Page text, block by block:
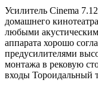
Усилитель Cinema
домашнего
любыми
аппарата хорошо
предусилителями
монтажа в рековую
входы Тороидальный